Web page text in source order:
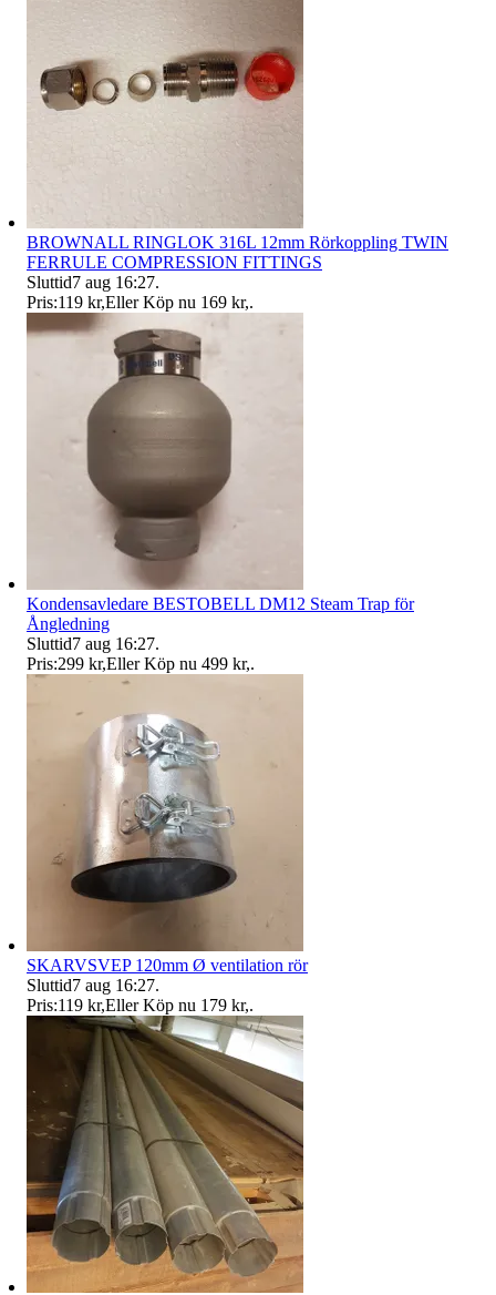
BROWNALL RINGLOK 316L 12mm Rörkoppling TWIN
FERRULE COMPRESSION FITTINGS
Sluttid7 aug 16:27.
Pris:119 kr,Eller Köp nu 169 kr,.
Kondensavledare BESTOBELL DM12 Steam Trap för
Ångledning
Sluttid7 aug 16:27.
Pris:299 kr,Eller Köp nu 499 kr,.
SKARVSVEP 120mm Ø ventilation rör
Sluttid7 aug 16:27.
Pris:119 kr,Eller Köp nu 179 kr,.